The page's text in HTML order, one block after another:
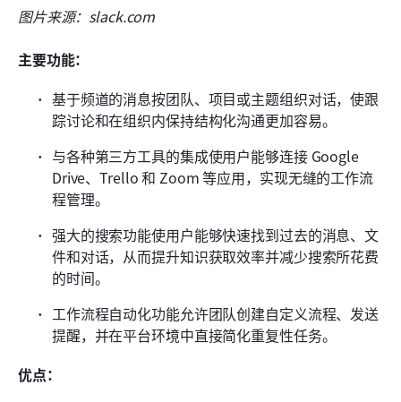
图片来源：slack.com
主要功能：
基于频道的消息按团队、项目或主题组织对话，使跟
踪讨论和在组织内保持结构化沟通更加容易。
与各种第三方工具的集成使用户能够连接 Google
Drive、Trello 和 Zoom 等应用，实现无缝的工作流
程管理。
强大的搜索功能使用户能够快速找到过去的消息、文
件和对话，从而提升知识获取效率并减少搜索所花费
的时间。
工作流程自动化功能允许团队创建自定义流程、发送
提醒，并在平台环境中直接简化重复性任务。
优点：